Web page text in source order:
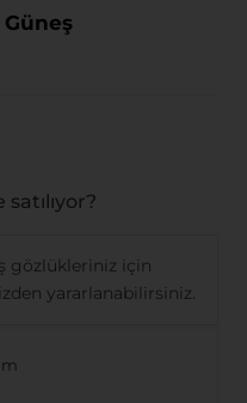
gözlükleriniz için
yararlanabilirsiniz.